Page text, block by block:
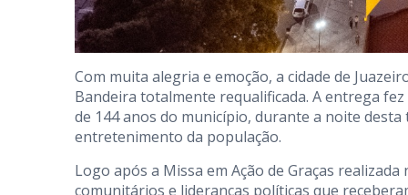
Com muita alegria e emoção, a cidade de
Bandeira totalmente requalificada. A entrega
de 144 anos do município, durante a noite
entretenimento da população.
Logo após a Missa em Ação de Graças
comunitários e lideranças políticas que